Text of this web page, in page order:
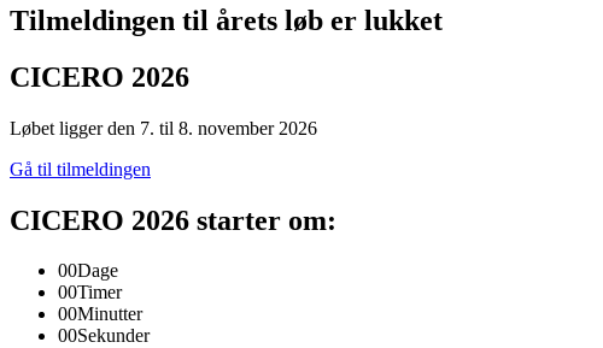
Tilmeldingen til årets løb er lukket
CICERO 2026
Løbet ligger den 7. til 8. november 2026
Gå til tilmeldingen
CICERO 2026 starter om:
00Dage
00Timer
00Minutter
00Sekunder